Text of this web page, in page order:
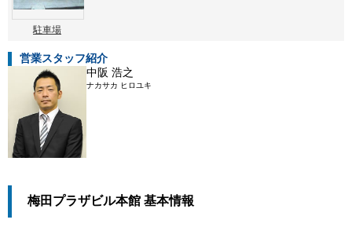
駐車場
営業スタッフ紹介
中阪 浩之
ナカサカ ヒロユキ
梅田プラザビル本館 基本情報